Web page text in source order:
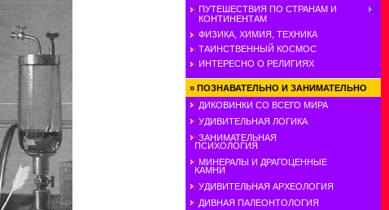
ПУТЕШЕСТВИЯ ПО СТРАНАМ И
КОНТИНЕНТАМ
ФИЗИКА, ХИМИЯ, ТЕХНИКА
ТАИНСТВЕННЫЙ КОСМОС
ИНТЕРЕСНО О РЕЛИГИЯХ
» ПОЗНАВАТЕЛЬНО И ЗАНИМАТЕЛЬНО
ДИКОВИНКИ СО ВСЕГО МИРА
УДИВИТЕЛЬНАЯ ЛОГИКА
ЗАНИМАТЕЛЬНАЯ
ПСИХОЛОГИЯ
МИНЕРАЛЫ И ДРАГОЦЕННЫЕ
КАМНИ
УДИВИТЕЛЬНАЯ АРХЕОЛОГИЯ
ДИВНАЯ ПАЛЕОНТОЛОГИЯ